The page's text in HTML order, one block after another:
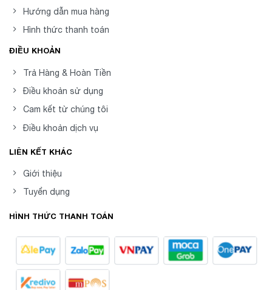
Hướng dẫn mua hàng
Hình thức thanh toán
ĐIỀU KHOẢN
Trả Hàng & Hoàn Tiền
Điều khoản sử dụng
Cam kết từ chúng tôi
Điều khoản dịch vụ
LIÊN KẾT KHÁC
Giới thiệu
Tuyển dụng
HÌNH THỨC THANH TOÁN